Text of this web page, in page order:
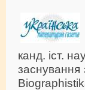
канд. іст.
заснування